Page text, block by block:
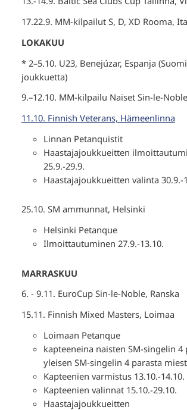
17.22.9. MM-kilpailut S, D, XD Rooma,
LOKAKUU
* 2–5.10. U23, Benejúzar, Espanja
joukkuetta)
9.–12.10. MM-kilpailu Naiset Sin-le-
11.10. Finnish Veterans, Hämeenlinna
Linnan Petanquistit
Haastajajoukkueitten
25.9.-29.9.
Haastajajoukkueitten valinta 30.9.-
25.10. SM ammunnat, Helsinki
Helsinki Petanque
Ilmoittautuminen 27.9.-13.10.
MARRASKUU
6. - 9.11. EuroCup Sin-le-Noble, Ranska
15.11. Finnish Mixed Masters, Loimaa
Loimaan Petanque
kapteeneina naisten SM-singelin 4
yleisen SM-singelin 4 parasta
Kapteenien varmistus 13.10.-14.10.
Kapteenien valinnat 15.10.-29.10.
Haastajajoukkueitten